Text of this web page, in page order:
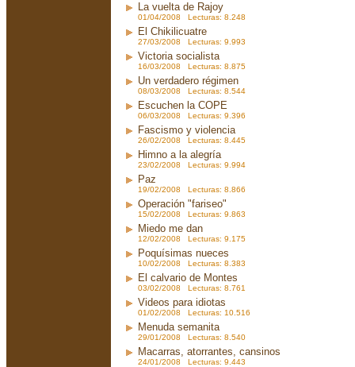
La vuelta de Rajoy
01/04/2008 Lecturas: 8.248
El Chikilicuatre
27/03/2008 Lecturas: 9.993
Victoria socialista
16/03/2008 Lecturas: 8.875
Un verdadero régimen
08/03/2008 Lecturas: 8.544
Escuchen la COPE
06/03/2008 Lecturas: 9.396
Fascismo y violencia
26/02/2008 Lecturas: 8.445
Himno a la alegría
23/02/2008 Lecturas: 9.994
Paz
19/02/2008 Lecturas: 8.866
Operación "fariseo"
15/02/2008 Lecturas: 9.863
Miedo me dan
12/02/2008 Lecturas: 9.175
Poquísimas nueces
10/02/2008 Lecturas: 8.383
El calvario de Montes
03/02/2008 Lecturas: 8.761
Videos para idiotas
01/02/2008 Lecturas: 10.516
Menuda semanita
29/01/2008 Lecturas: 8.540
Macarras, atorrantes, cansinos
24/01/2008 Lecturas: 9.443